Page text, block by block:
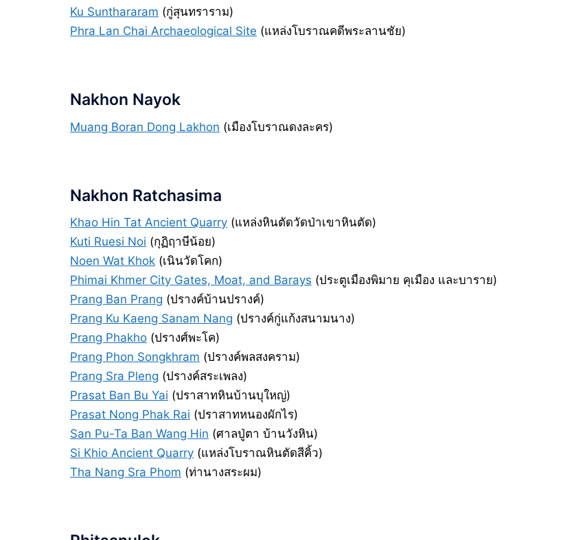
Ku Sunthararam (กู่สุนทราราม)
Phra Lan Chai Archaeological Site (แหล่งโบราณคดีพระลานชัย)
Nakhon Nayok
Muang Boran Dong Lakhon (เมืองโบราณดงละคร)
Nakhon Ratchasima
Khao Hin Tat Ancient Quarry (แหล่งหินตัดวัดป่าเขาหินตัด)
Kuti Ruesi Noi (กุฏิฤาษีน้อย)
Noen Wat Khok (เนินวัดโคก)
Phimai Khmer City Gates, Moat, and Barays (ประตูเมืองพิมาย คุเมือง และบาราย)
Prang Ban Prang (ปรางค์บ้านปรางค์)
Prang Ku Kaeng Sanam Nang (ปรางค์กู่แก้งสนามนาง)
Prang Phakho (ปรางศ์พะโค)
Prang Phon Songkhram (ปรางค์พลสงคราม)
Prang Sra Pleng (ปรางค์สระเพลง)
Prasat Ban Bu Yai (ปราสาทหินบ้านบุใหญ่)
Prasat Nong Phak Rai (ปราสาทหนองผักไร)
San Pu-Ta Ban Wang Hin (ศาลปู่ตา บ้านวังหิน)
Si Khio Ancient Quarry (แหล่งโบราณหินตัดสีคิ้ว)
Tha Nang Sra Phom (ท่านางสระผม)